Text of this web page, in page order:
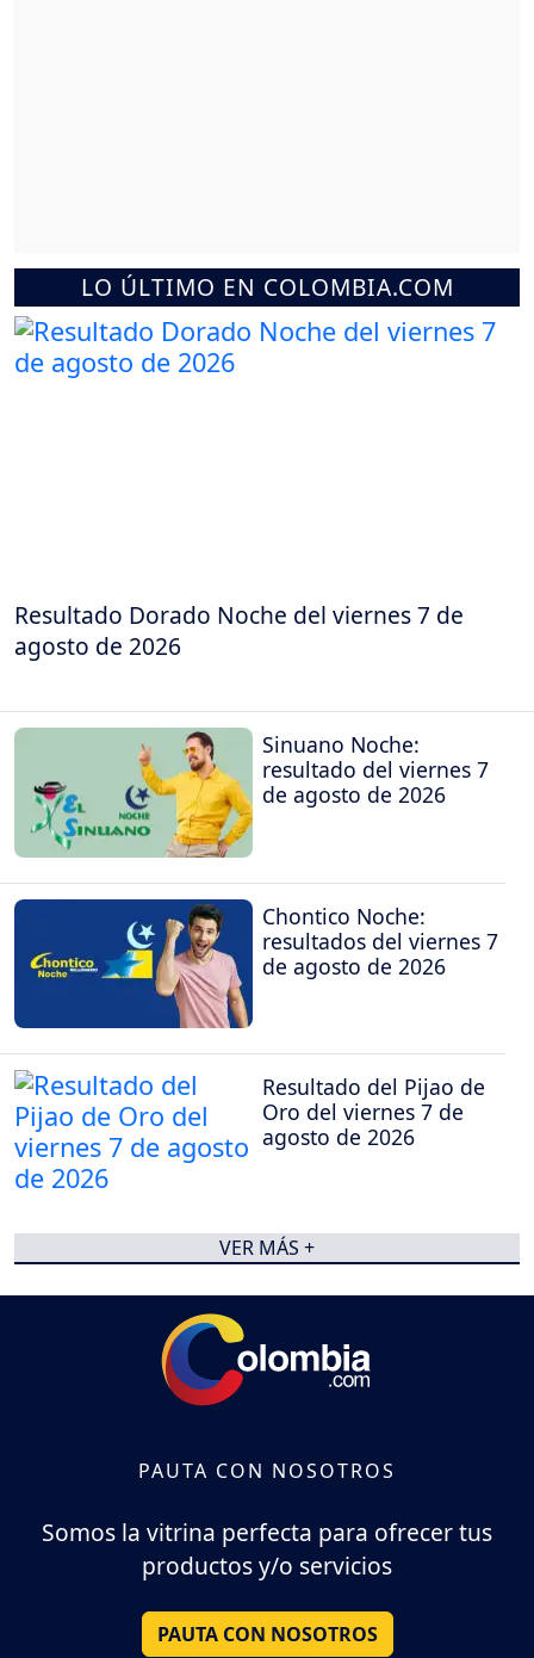
LO ÚLTIMO EN COLOMBIA.COM
Resultado Dorado Noche del viernes 7 de
agosto de 2026
Sinuano Noche:
resultado del viernes 7
de agosto de 2026
Chontico Noche:
resultados del viernes 7
de agosto de 2026
Resultado del Pijao de
Oro del viernes 7 de
agosto de 2026
VER MÁS +
PAUTA CON NOSOTROS
Somos la vitrina perfecta para ofrecer tus
productos y/o servicios
PAUTA CON NOSOTROS